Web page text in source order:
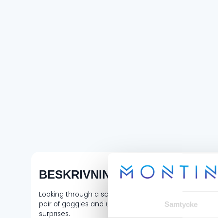
Samtycke
BESKRIVNING
Looking through a scratched-up lens while you’re
pair of goggles and up to three spare lenses, this
surprises.